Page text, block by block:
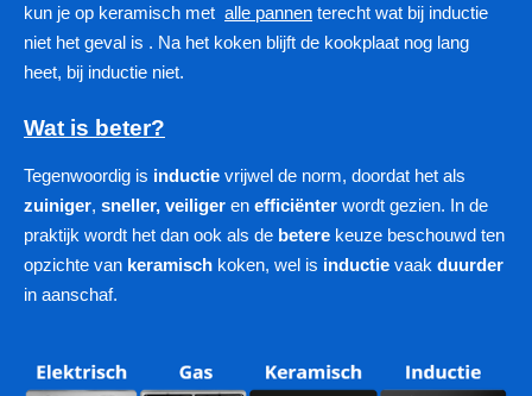
kun je op keramisch met alle pannen terecht wat bij inductie
niet het geval is . Na het koken blijft de kookplaat nog lang
heet, bij inductie niet.
Wat is beter?
Tegenwoordig is inductie vrijwel de norm, doordat het als
zuiniger, sneller, veiliger en efficiënter wordt gezien. In de
praktijk wordt het dan ook als de betere keuze beschouwd ten
opzichte van keramisch koken, wel is inductie vaak duurder
in aanschaf.